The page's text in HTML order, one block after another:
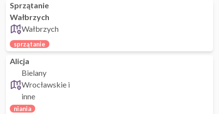
Sprzątanie
Wałbrzych
Wałbrzych
sprzątanie
Alicja
Bielany
Wrocławskie i
inne
niania